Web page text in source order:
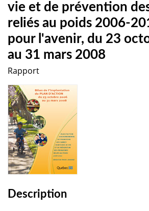
vie et de prévention
reliés au poids 2006-
pour l'avenir, du 23
au 31 mars 2008
Rapport
Description